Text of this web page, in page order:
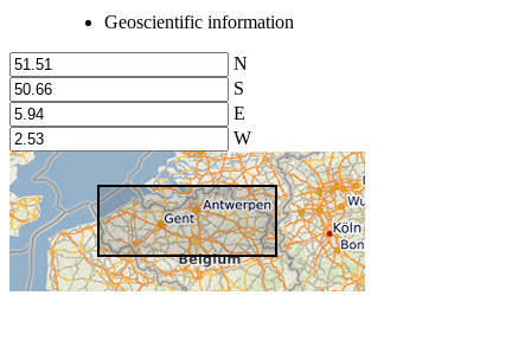
Geoscientific information
N
S
E
W